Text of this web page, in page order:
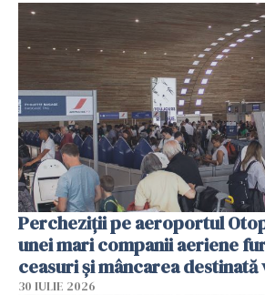
Percheziții pe aeroportul
unei mari companii aeriene
ceasuri și mâncarea destinată
30 IULIE 2026